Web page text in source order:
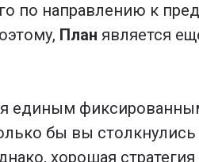
по направлению к
План является
единым
бы вы
хорошая